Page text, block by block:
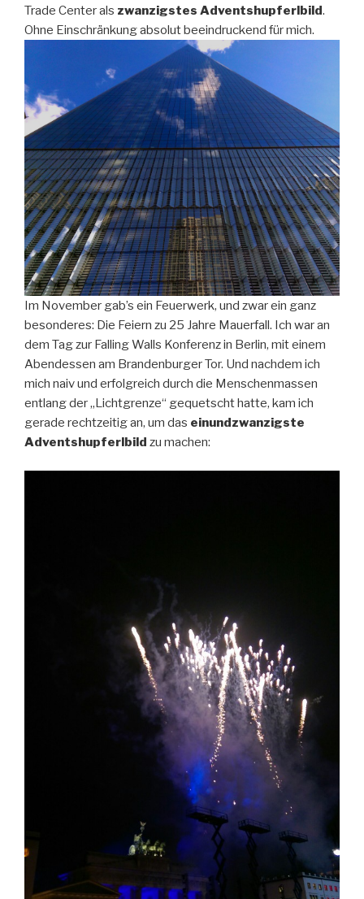
Trade Center als zwanzigstes Adventshupferlbild.
Ohne Einschränkung absolut beeindruckend für mich.
Im November gab’s ein Feuerwerk, und zwar ein ganz
besonderes: Die Feiern zu 25 Jahre Mauerfall. Ich war an
dem Tag zur Falling Walls Konferenz in Berlin, mit einem
Abendessen am Brandenburger Tor. Und nachdem ich
mich naiv und erfolgreich durch die Menschenmassen
entlang der „Lichtgrenze“ gequetscht hatte, kam ich
gerade rechtzeitig an, um das einundzwanzigste
Adventshupferlbild zu machen: